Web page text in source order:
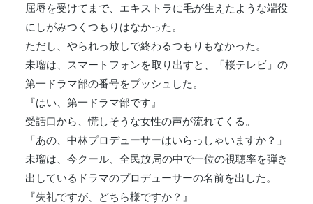
屈辱を受けてまで、エキストラに毛が生えたような端役
にしがみつくつもりはなかった。
ただし、やられっ放しで終わるつもりもなかった。
未瑠は、スマートフォンを取り出すと、「桜テレビ」の
第一ドラマ部の番号をプッシュした。
『はい、第一ドラマ部です』
受話口から、慌しそうな女性の声が流れてくる。
「あの、中林プロデューサーはいらっしゃいますか？」
未瑠は、今クール、全民放局の中で一位の視聴率を弾き
出しているドラマのプロデューサーの名前を出した。
『失礼ですが、どちら様ですか？』